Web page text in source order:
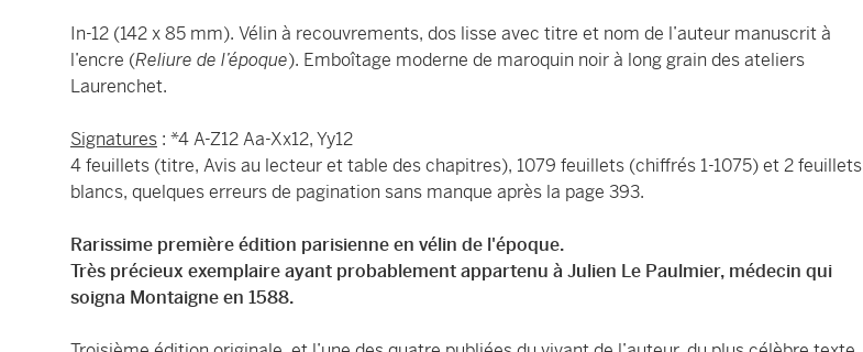
In-12 (142 x 85 mm). Vélin à recouvrements, dos lisse avec titre et nom de l’auteur manuscrit à
l’encre (Reliure de l’époque). Emboîtage moderne de maroquin noir à long grain des ateliers
Laurenchet.
Signatures : *4 A-Z12 Aa-Xx12, Yy12
4 feuillets (titre, Avis au lecteur et table des chapitres), 1079 feuillets (chiffrés 1-1075) et 2 feuillets
blancs, quelques erreurs de pagination sans manque après la page 393.
Rarissime première édition parisienne en vélin de l'époque.
Très précieux exemplaire ayant probablement appartenu à Julien Le Paulmier, médecin qui
soigna Montaigne en 1588.